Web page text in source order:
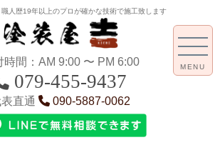
人歴19年以上のプロが確かな技術で施工致します
時間：AM 9:00 〜 PM 6:00
079-455-9437
表直通 090-5887-0062
MENU